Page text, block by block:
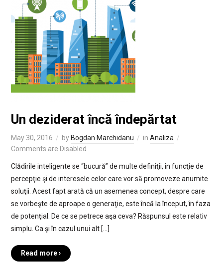
Un deziderat încă îndepărtat
May 30, 2016 by Bogdan Marchidanu in Analiza
Comments are Disabled
Clădirile inteligente se “bucură” de multe definiţii, în funcţie de
percepţie şi de interesele celor care vor să promoveze anumite
soluţii. Acest fapt arată că un asemenea concept, despre care
se vorbeşte de aproape o generaţie, este încă la început, în faza
de potenţial. De ce se petrece aşa ceva? Răspunsul este relativ
simplu. Ca şi în cazul unui alt […]
Read more ›